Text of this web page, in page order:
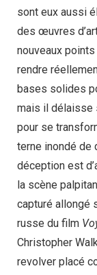
sont eux aussi
des œuvres
nouveaux
rendre
bases solides
mais il délaisse
pour se
terne inondé de
déception est
la scène
capturé allongé
russe du film
Christopher
revolver placé